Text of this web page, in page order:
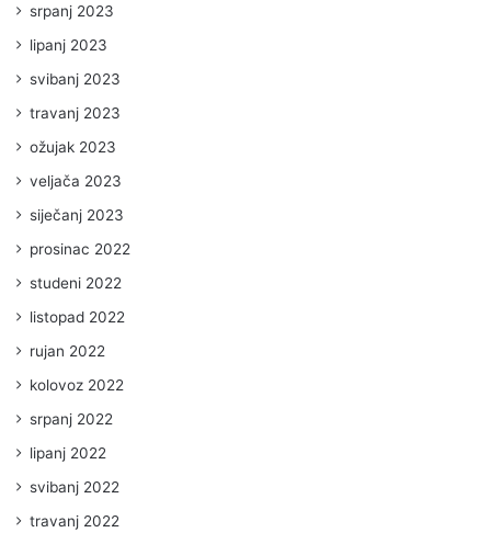
srpanj 2023
lipanj 2023
svibanj 2023
travanj 2023
ožujak 2023
veljača 2023
siječanj 2023
prosinac 2022
studeni 2022
listopad 2022
rujan 2022
kolovoz 2022
srpanj 2022
lipanj 2022
svibanj 2022
travanj 2022